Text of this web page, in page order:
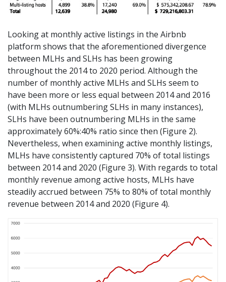
Looking at monthly active listings in the Airbnb
platform shows that the aforementioned divergence
between MLHs and SLHs has been growing
throughout the 2014 to 2020 period. Although the
number of monthly active MLHs and SLHs seem to
have been more or less equal between 2014 and 2016
(with MLHs outnumbering SLHs in many instances),
SLHs have been outnumbering MLHs in the same
approximately 60%:40% ratio since then (Figure 2).
Nevertheless, when examining active monthly listings,
MLHs have consistently captured 70% of total listings
between 2014 and 2020 (Figure 3). With regards to total
monthly revenue among active hosts, MLHs have
steadily accrued between 75% to 80% of total monthly
revenue between 2014 and 2020 (Figure 4).